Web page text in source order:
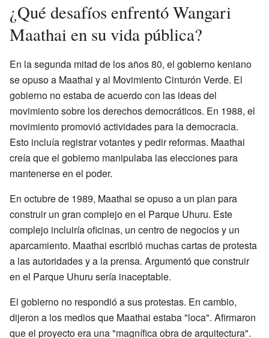
¿Qué desafíos enfrentó Wangari
Maathai en su vida pública?
En la segunda mitad de los años 80, el gobierno keniano
se opuso a Maathai y al Movimiento Cinturón Verde. El
gobierno no estaba de acuerdo con las ideas del
movimiento sobre los derechos democráticos. En 1988, el
movimiento promovió actividades para la democracia.
Esto incluía registrar votantes y pedir reformas. Maathai
creía que el gobierno manipulaba las elecciones para
mantenerse en el poder.
En octubre de 1989, Maathai se opuso a un plan para
construir un gran complejo en el Parque Uhuru. Este
complejo incluiría oficinas, un centro de negocios y un
aparcamiento. Maathai escribió muchas cartas de protesta
a las autoridades y a la prensa. Argumentó que construir
en el Parque Uhuru sería inaceptable.
El gobierno no respondió a sus protestas. En cambio,
dijeron a los medios que Maathai estaba "loca". Afirmaron
que el proyecto era una "magnífica obra de arquitectura".